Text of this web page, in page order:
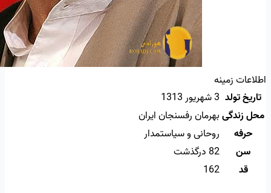
اطلاعات زمینه
تاریخ تولد 3 شهریور 1313
محل زندگیبهرمان رفسنجان ایران
حرفه
روحانی و سیاستمدار
سن
82 درگذشت
قد
162